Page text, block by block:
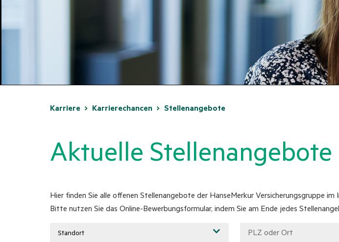
Karriere Karrierechancen Stellenangebote
Aktuelle Stellenangebote
Hier finden Sie alle offenen Stellenangebote der HanseMerkur Versicherungsgruppe im
Bitte nutzen Sie das Online-Bewerbungsformular, indem Sie am Ende jedes
Standort